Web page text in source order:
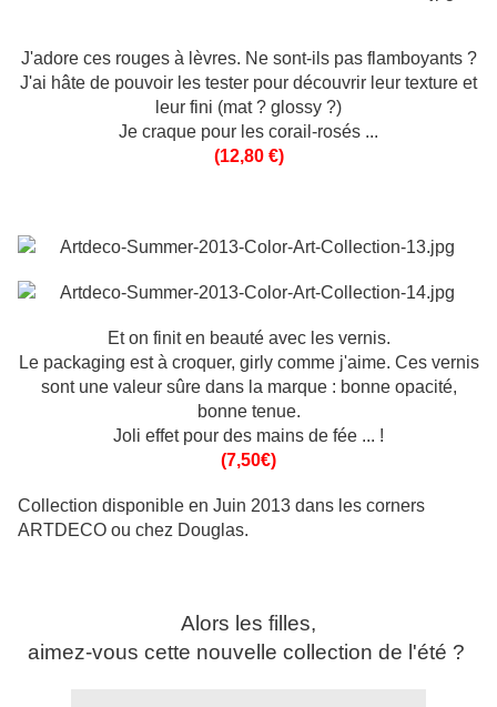
J'adore ces rouges à lèvres. Ne sont-ils pas flamboyants ?
J'ai hâte de pouvoir les tester pour découvrir leur texture et
leur fini (mat ? glossy ?)
Je craque pour les corail-rosés ...
(12,80 €)
Et on finit en beauté avec les vernis.
Le packaging est à croquer, girly comme j'aime. Ces vernis
sont une valeur sûre dans la marque : bonne opacité,
bonne tenue.
Joli effet pour des mains de fée ... !
(7,50€)
Collection disponible en Juin 2013 dans les corners
ARTDECO ou chez Douglas.
Alors les filles,
aimez-vous cette nouvelle collection de l'été ?